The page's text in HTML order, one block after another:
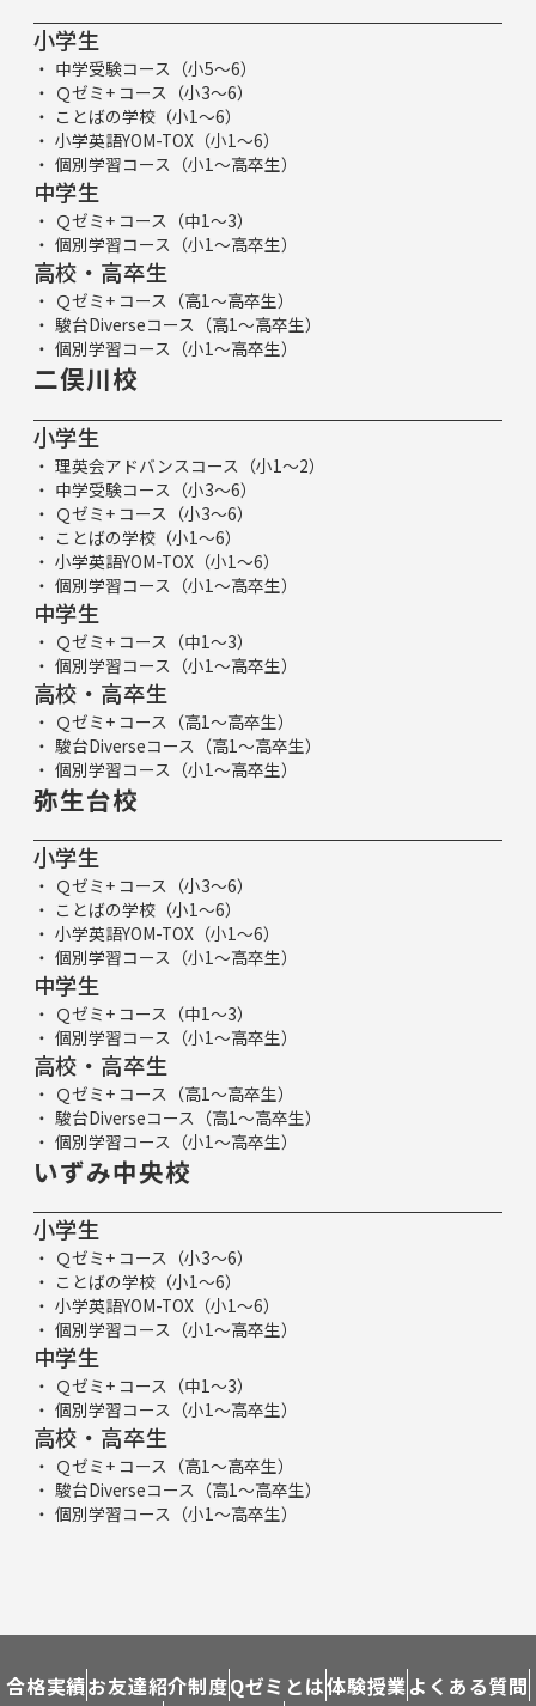
小学生
中学受験コース（小5～6）
Ｑゼミ+ コース（小3～6）
ことばの学校（小1～6）
小学英語YOM-TOX（小1～6）
個別学習コース（小1～高卒生）
中学生
Ｑゼミ+ コース（中1～3）
個別学習コース（小1～高卒生）
高校・高卒生
Ｑゼミ+ コース（高1～高卒生）
駿台Diverseコース（高1～高卒生）
個別学習コース（小1～高卒生）
二俣川校
小学生
理英会アドバンスコース（小1～2）
中学受験コース（小3～6）
Ｑゼミ+ コース（小3～6）
ことばの学校（小1～6）
小学英語YOM-TOX（小1～6）
個別学習コース（小1～高卒生）
中学生
Ｑゼミ+ コース（中1～3）
個別学習コース（小1～高卒生）
高校・高卒生
Ｑゼミ+ コース（高1～高卒生）
駿台Diverseコース（高1～高卒生）
個別学習コース（小1～高卒生）
弥生台校
小学生
Ｑゼミ+ コース（小3～6）
ことばの学校（小1～6）
小学英語YOM-TOX（小1～6）
個別学習コース（小1～高卒生）
中学生
Ｑゼミ+ コース（中1～3）
個別学習コース（小1～高卒生）
高校・高卒生
Ｑゼミ+ コース（高1～高卒生）
駿台Diverseコース（高1～高卒生）
個別学習コース（小1～高卒生）
いずみ中央校
小学生
Ｑゼミ+ コース（小3～6）
ことばの学校（小1～6）
小学英語YOM-TOX（小1～6）
個別学習コース（小1～高卒生）
中学生
Ｑゼミ+ コース（中1～3）
個別学習コース（小1～高卒生）
高校・高卒生
Ｑゼミ+ コース（高1～高卒生）
駿台Diverseコース（高1～高卒生）
個別学習コース（小1～高卒生）
合格実績お友達紹介制度Qゼミとは体験授業よくある質問